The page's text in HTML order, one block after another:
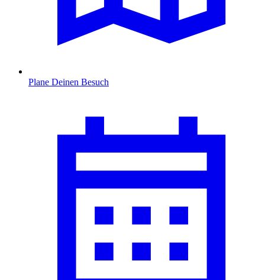
Plane Deinen Besuch